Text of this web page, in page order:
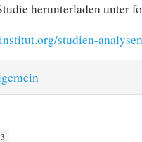
herunterladen unter
studien-